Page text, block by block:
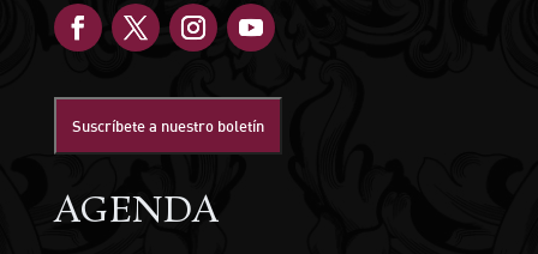
Suscríbete a nuestro boletín
AGENDA